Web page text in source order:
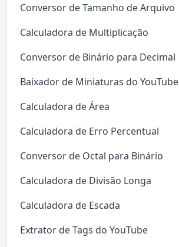
Conversor de Tamanho de Arquivo
Calculadora de Multiplicação
Conversor de Binário para Decimal
Baixador de Miniaturas do YouTube
Calculadora de Área
Calculadora de Erro Percentual
Conversor de Octal para Binário
Calculadora de Divisão Longa
Calculadora de Escada
Extrator de Tags do YouTube